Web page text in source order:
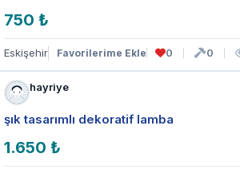
750 ₺
Eskişehir Favorilerime Ekle 0 0
hayriye
şık tasarımlı dekoratif lamba
1.650 ₺